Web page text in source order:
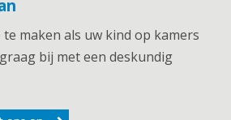
maken als uw kind op kamers
bij met een deskundig